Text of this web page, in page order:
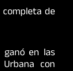
en las
con